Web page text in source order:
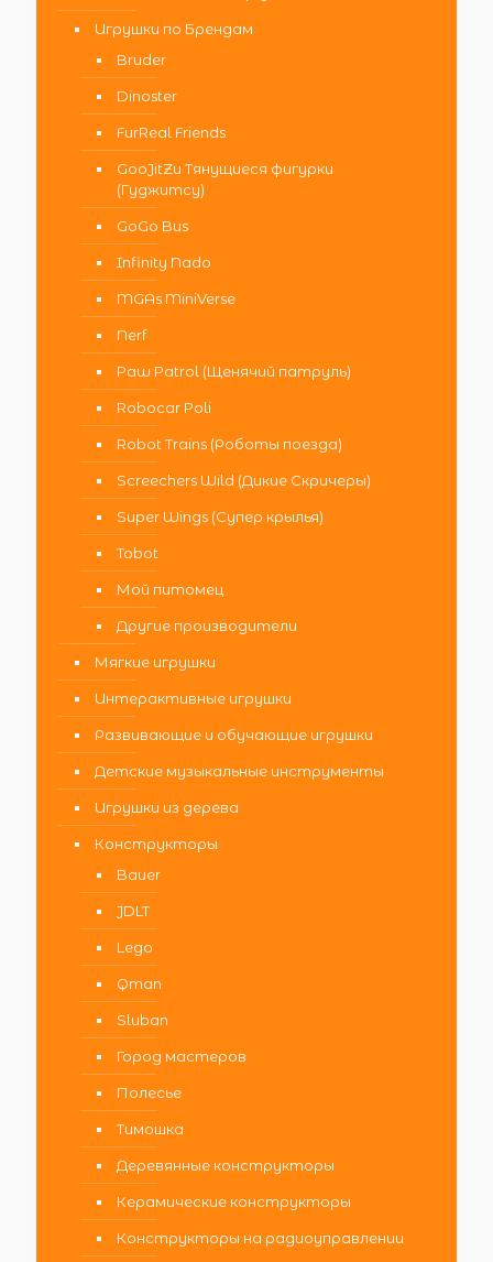
Игрушки по Брендам
Bruder
Dinoster
FurReal Friends
GooJitZu Тянущиеся фигурки
(Гуджитсу)
GoGo Bus
Infinity Nado
MGAs MiniVerse
Nerf
Paw Patrol (Щенячий патруль)
Robocar Poli
Robot Trains (Роботы поезда)
Screechers Wild (Дикие Скричеры)
Super Wings (Супер крылья)
Tobot
Мой питомец
Другие производители
Мягкие игрушки
Интерактивные игрушки
Развивающие и обучающие игрушки
Детские музыкальные инструменты
Игрушки из дерева
Конструкторы
Bauer
JDLT
Lego
Qman
Sluban
Город мастеров
Полесье
Тимошка
Деревянные конструкторы
Керамические конструкторы
Конструкторы на радиоуправлении